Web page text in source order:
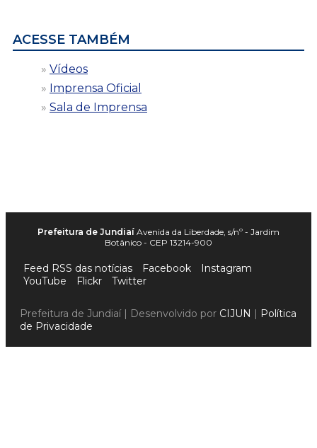
ACESSE TAMBÉM
Vídeos
Imprensa Oficial
Sala de Imprensa
Prefeitura de Jundiaí Avenida da Liberdade, s/nº - Jardim
Botânico - CEP 13214-900
Feed RSS das notícias Facebook
Instagram
YouTube
Flickr Twitter
Prefeitura de Jundiaí | Desenvolvido por CIJUN | Política
de Privacidade